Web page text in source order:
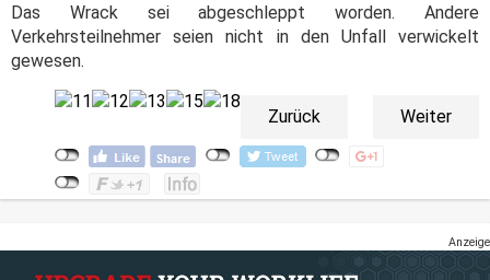
Das Wrack sei abgeschleppt worden. Andere
Verkehrsteilnehmer seien nicht in den Unfall verwickelt
gewesen.
Zurück Weiter
Anzeige